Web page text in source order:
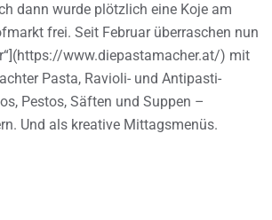
dann wurde plötzlich eine Koje am
frei. Seit Februar überraschen nun
www.diepastamacher.at/) mit
Pasta, Ravioli- und Antipasti-
Pestos, Säften und Suppen –
Und als kreative Mittagsmenüs.